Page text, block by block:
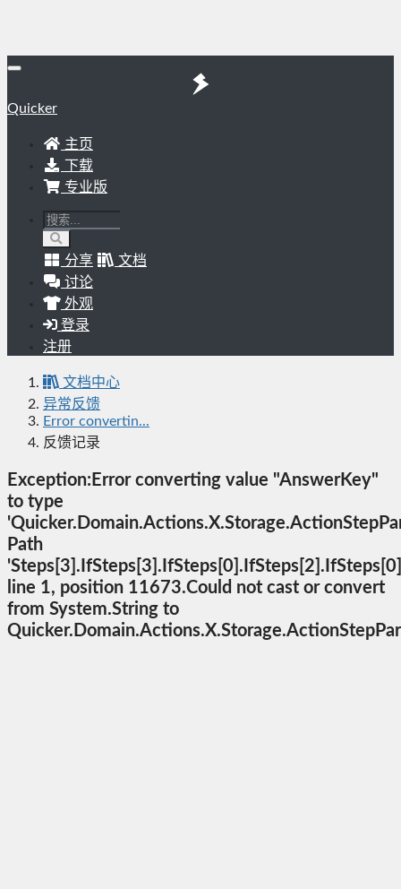
Quicker
主页
下载
专业版
分享
文档
讨论
外观
登录
注册
文档中心
异常反馈
Error convertin...
反馈记录
Exception:Error converting value "AnswerKey"
to type
Path
line 1, position 11673.Could not cast or convert
from System.String to